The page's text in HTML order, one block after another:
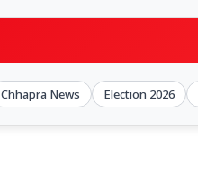
Bihar:
Chhapra News Election 2026